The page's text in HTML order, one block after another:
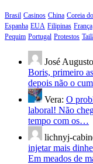
Brasil Casinos China Coreia
Espanha EUA Filipinas França
Pequim Portugal Protestos
José
Boris, primeiro
depois não o
Vera: O
laboral! Não
tempo com os…
lichnyj-
injetar mais
Em meados de